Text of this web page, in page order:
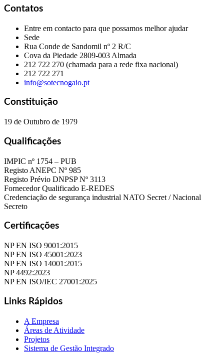
Contatos
Entre em contacto para que possamos melhor ajudar
Sede
Rua Conde de Sandomil nº 2 R/C
Cova da Piedade 2809-003 Almada
212 722 270 (chamada para a rede fixa nacional)
212 722 271
info@sotecnogaio.pt
Constituição
19 de Outubro de 1979
Qualificações
IMPIC nº 1754 – PUB
Registo ANEPC Nº 985
Registo Prévio DNPSP Nº 3113
Fornecedor Qualificado E-REDES
Credenciação de segurança industrial NATO Secret / Nacional
Secreto
Certificações
NP EN ISO 9001:2015
NP EN ISO 45001:2023
NP EN ISO 14001:2015
NP 4492:2023
NP EN ISO/IEC 27001:2025
Links Rápidos
A Empresa
Áreas de Atividade
Projetos
Sistema de Gestão Integrado